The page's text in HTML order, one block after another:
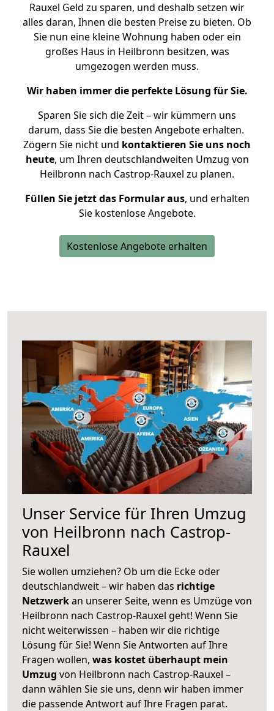
Rauxel Geld zu sparen, und deshalb setzen wir
alles daran, Ihnen die besten Preise zu bieten. Ob
Sie nun eine kleine Wohnung haben oder ein
großes Haus in Heilbronn besitzen, was
umgezogen werden muss.
Wir haben immer die perfekte Lösung für Sie.
Sparen Sie sich die Zeit – wir kümmern uns
darum, dass Sie die besten Angebote erhalten.
Zögern Sie nicht und kontaktieren Sie uns noch
heute, um Ihren deutschlandweiten Umzug von
Heilbronn nach Castrop-Rauxel zu planen.
Füllen Sie jetzt das Formular aus, und erhalten
Sie kostenlose Angebote.
Kostenlose Angebote erhalten
Unser Service für Ihren Umzug
von Heilbronn nach Castrop-
Rauxel
Sie wollen umziehen? Ob um die Ecke oder
deutschlandweit – wir haben das richtige
Netzwerkan unserer Seite, wenn es Umzüge von
Heilbronn nach Castrop-Rauxel geht! Wenn Sie
nicht weiterwissen – haben wir die richtige
Lösung für Sie! Wenn Sie Antworten auf Ihre
Fragen wollen, was kostet überhaupt mein
Umzug von Heilbronn nach Castrop-Rauxel –
dann wählen Sie sie uns, denn wir haben immer
die passende Antwort auf Ihre Fragen parat.